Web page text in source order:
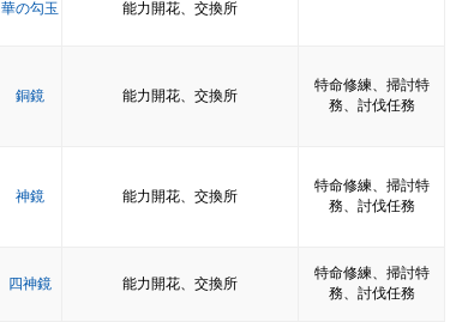
華の勾玉 能力開花、交換所
銅鏡 能力開花、交換所
特命修練、掃討特
務、討伐任務
神鏡 能力開花、交換所
特命修練、掃討特
務、討伐任務
四神鏡 能力開花、交換所
特命修練、掃討特
務、討伐任務